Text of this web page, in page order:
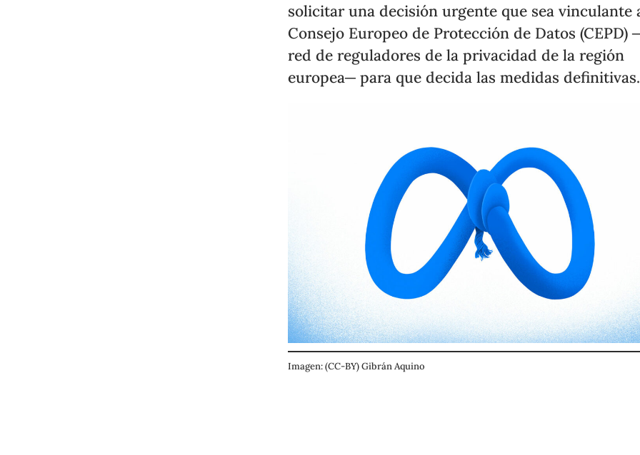
solicitar una decisión urgente que sea vinculante
Consejo Europeo de Protección de Datos (CEPD)
red de reguladores de la privacidad de la región
europea─ para que decida las medidas definitivas.
Imagen: (CC-BY) Gibrán Aquino